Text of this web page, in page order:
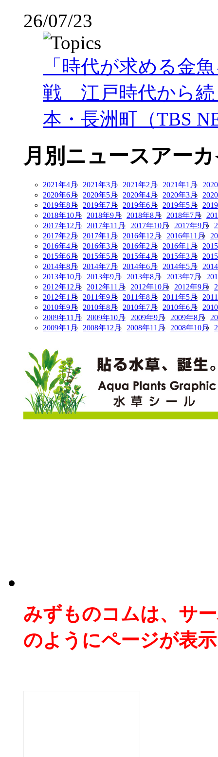
26/07/23
「時代が求める金
戦 江戸時代から
本・長洲町（TBS
月別ニュースアー
2021年4月 2021年3月 2021年2月 2021年1月
2020年6月
2020年5月 2020年4月 2020年3月
2019年8月
2019年7月 2019年6月 2019年5月
2018年10月
2018年9月 2018年8月 2018年7月
2017年12月
2017年11月 2017年10月 2017年9月
2017年2月
2017年1月 2016年12月 2016年11月
2016年4月
2016年3月 2016年2月 2016年1月
2015年6月
2015年5月 2015年4月 2015年3月
2014年8月
2014年7月 2014年6月 2014年5月
2013年10月
2013年9月 2013年8月 2013年7月
2012年12月
2012年11月 2012年10月 2012年9月
2012年1月
2011年9月 2011年8月 2011年5月
2010年9月
2010年8月 2010年7月 2010年6月
2009年11月
2009年10月 2009年9月 2009年8月
2009年1月
2008年12月 2008年11月 2008年10月
みずものコムは、サ
のようにページが表